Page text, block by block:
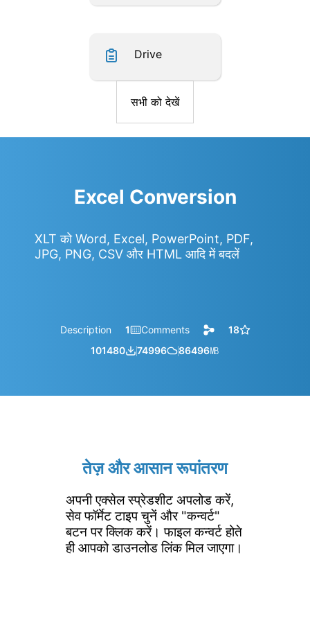
Drive
सभी को देखें
Excel Conversion
XLT को Word, Excel, PowerPoint, PDF,
JPG, PNG, CSV और HTML आदि में बदलें
Description 1 Comments
18
101480
74996 86496㎆︎
तेज़ और आसान रूपांतरण
अपनी एक्सेल स्प्रेडशीट अपलोड करें,
सेव फॉर्मेट टाइप चुनें और "कन्वर्ट"
बटन पर क्लिक करें। फाइल कन्वर्ट होते
ही आपको डाउनलोड लिंक मिल जाएगा।